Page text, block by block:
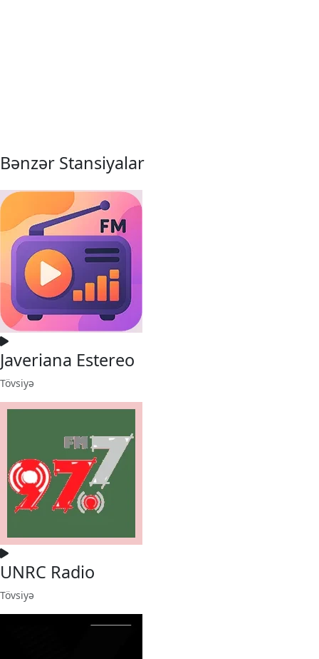
Bənzər Stansiyalar
Javeriana Estereo
Tövsiyə
UNRC Radio
Tövsiyə